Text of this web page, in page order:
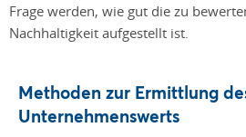
Frage werden, wie gut die zu
Nachhaltigkeit aufgestellt ist.
Methoden zur Ermittlung
Unternehmenswerts